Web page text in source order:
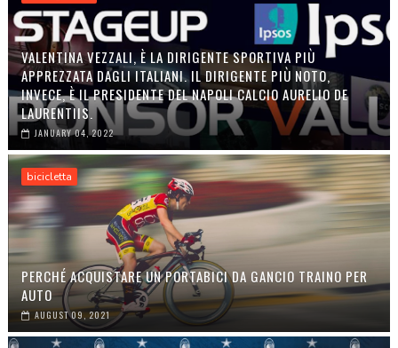
VALENTINA VEZZALI, È LA DIRIGENTE SPORTIVA PIÙ
APPREZZATA DAGLI ITALIANI. IL DIRIGENTE PIÙ NOTO,
INVECE, È IL PRESIDENTE DEL NAPOLI CALCIO AURELIO DE
LAURENTIIS.
JANUARY 04, 2022
bicicletta
PERCHÉ ACQUISTARE UN PORTABICI DA GANCIO TRAINO PER
AUTO
AUGUST 09, 2021